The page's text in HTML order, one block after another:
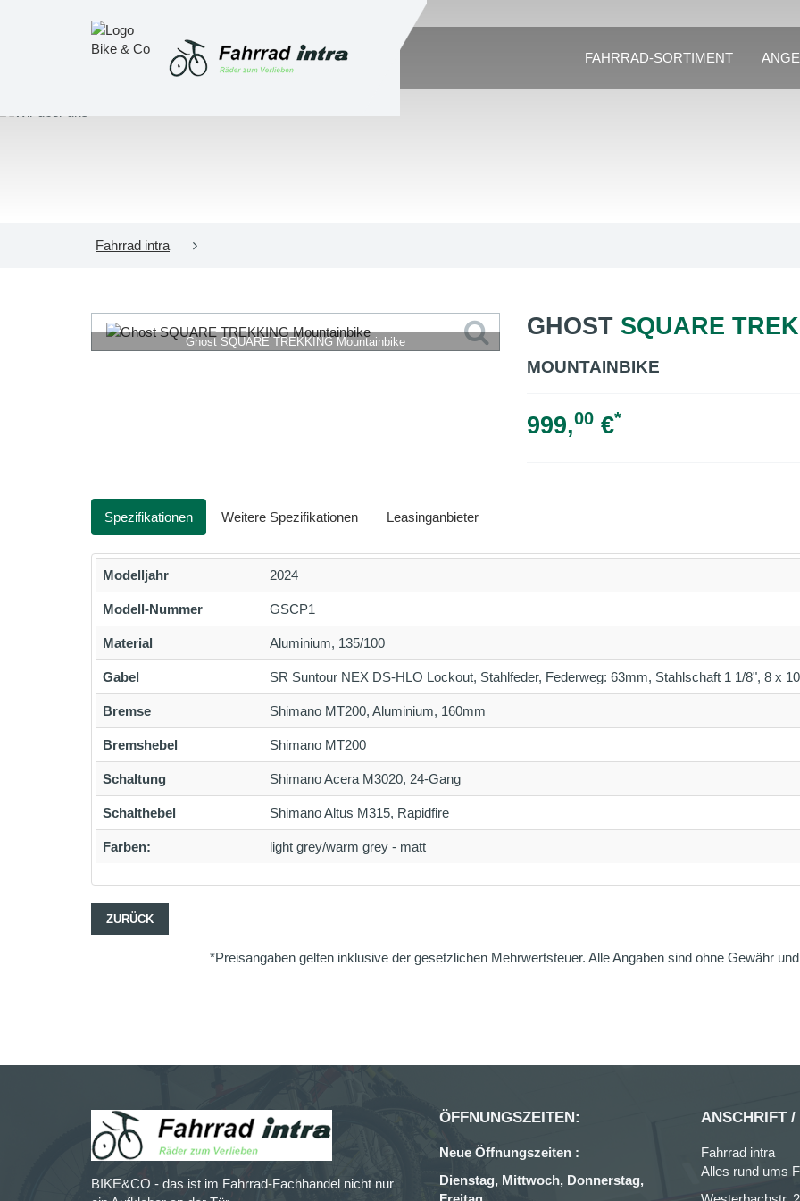
FAHRRAD-SORTIMENT
Fahrrad intra
Ghost SQUARE TREKKING Mountainbike
GHOST SQUARE
MOUNTAINBIKE
999,00€*
Spezifikationen Weitere Spezifikationen Leasinganbieter
Modelljahr 2024
Modell-Nummer GSCP1
Material Aluminium, 135/100
Gabel SR Suntour NEX DS-HLO Lockout, Stahlfeder, Federweg: 63mm, Stahlschaft 1 1/8", 8 x
Bremse Shimano MT200, Aluminium, 160mm
Bremshebel Shimano MT200
Schaltung Shimano Acera M3020, 24-Gang
Schalthebel Shimano Altus M315, Rapidfire
Farben: light grey/warm grey - matt
ZURÜCK
*Preisangaben gelten inklusive der gesetzlichen Mehrwertsteuer. Alle Angaben sind ohne Gewähr
BIKE&CO - das ist im Fahrrad-Fachhandel nicht nur
ÖFFNUNGSZEITEN:
Neue Öffnungszeiten :
Dienstag, Mittwoch, Donnerstag,
ANSCHRIFT /
Fahrrad intra
Alles rund ums